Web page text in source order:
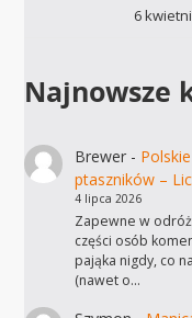
6
Najnowsze
Brewer-
ptaszników –
4 lipca 2026
Zapewne w
części osób
pająka nigdy, co
(nawet o…